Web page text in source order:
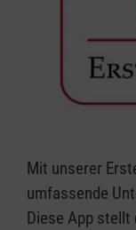
Mit unserer
umfassende
Diese App stellt